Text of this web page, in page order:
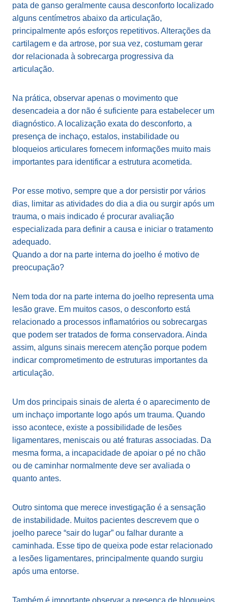
pata de ganso geralmente causa desconforto localizado
alguns centímetros abaixo da articulação,
principalmente após esforços repetitivos. Alterações da
cartilagem e da artrose, por sua vez, costumam gerar
dor relacionada à sobrecarga progressiva da
articulação.
Na prática, observar apenas o movimento que
desencadeia a dor não é suficiente para estabelecer um
diagnóstico. A localização exata do desconforto, a
presença de inchaço, estalos, instabilidade ou
bloqueios articulares fornecem informações muito mais
importantes para identificar a estrutura acometida.
Por esse motivo, sempre que a dor persistir por vários
dias, limitar as atividades do dia a dia ou surgir após um
trauma, o mais indicado é procurar avaliação
especializada para definir a causa e iniciar o tratamento
adequado.
Quando a dor na parte interna do joelho é motivo de
preocupação?
Nem toda dor na parte interna do joelho representa uma
lesão grave. Em muitos casos, o desconforto está
relacionado a processos inflamatórios ou sobrecargas
que podem ser tratados de forma conservadora. Ainda
assim, alguns sinais merecem atenção porque podem
indicar comprometimento de estruturas importantes da
articulação.
Um dos principais sinais de alerta é o aparecimento de
um inchaço importante logo após um trauma. Quando
isso acontece, existe a possibilidade de lesões
ligamentares, meniscais ou até fraturas associadas. Da
mesma forma, a incapacidade de apoiar o pé no chão
ou de caminhar normalmente deve ser avaliada o
quanto antes.
Outro sintoma que merece investigação é a sensação
de instabilidade. Muitos pacientes descrevem que o
joelho parece “sair do lugar” ou falhar durante a
caminhada. Esse tipo de queixa pode estar relacionado
a lesões ligamentares, principalmente quando surgiu
após uma entorse.
Também é importante observar a presença de bloqueios